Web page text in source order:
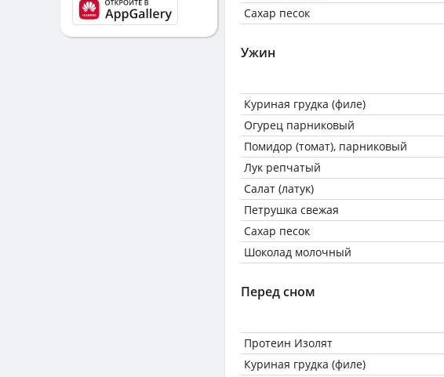
Сахар песок
Ужин
Куриная грудка (филе)
Огурец парниковый
Помидор (томат), парниковый
Лук репчатый
Салат (латук)
Петрушка свежая
Сахар песок
Шоколад молочный
Перед сном
Протеин Изолят
Куриная грудка (филе)